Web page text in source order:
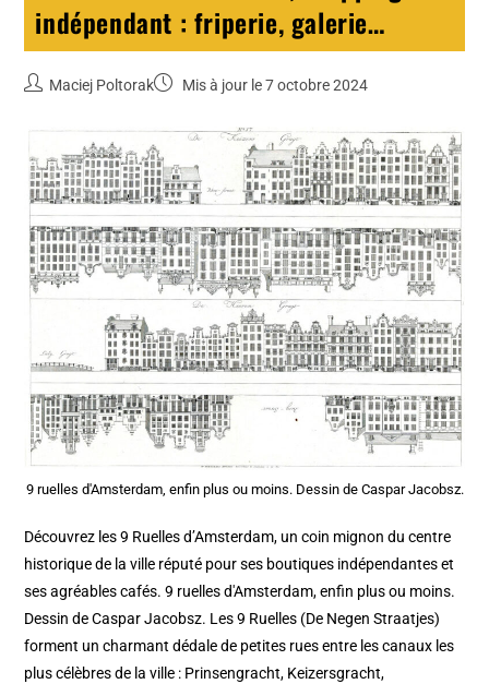
indépendant : friperie, galerie…
Maciej Poltorak Mis à jour le 7 octobre 2024
9 ruelles d'Amsterdam, enfin plus ou moins. Dessin de Caspar Jacobsz.
Découvrez les 9 Ruelles d’Amsterdam, un coin mignon du centre
historique de la ville réputé pour ses boutiques indépendantes et
ses agréables cafés. 9 ruelles d'Amsterdam, enfin plus ou moins.
Dessin de Caspar Jacobsz. Les 9 Ruelles (De Negen Straatjes)
forment un charmant dédale de petites rues entre les canaux les
plus célèbres de la ville : Prinsengracht, Keizersgracht,